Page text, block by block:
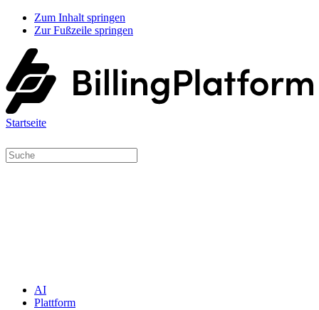
Zum Inhalt springen
Zur Fußzeile springen
Startseite
AI
Plattform